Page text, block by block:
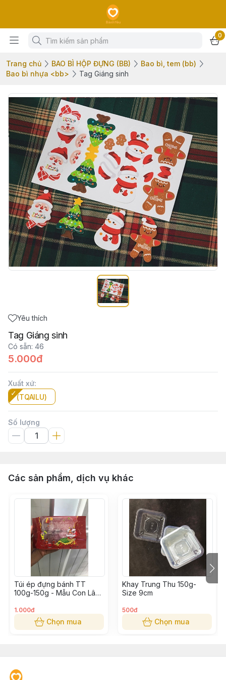
0
Trang chủ BAO BÌ HỘP ĐỰNG (BB)
Bao bì, tem (bb)
Bao bì nhựa <bb>
Tag Giáng sinh
Yêu thích
Tag Giáng sinh
Có sẵn: 46
5.000đ
Xuất xứ:
(TQAILU)
Số lượng
Các sản phẩm, dịch vụ khác
Túi ép đựng bánh TT
100g-150g - Mẫu Con Lân
1.000đ
Chọn mua
Khay Trung Thu 150g-
Size 9cm
500đ
Chọn mua